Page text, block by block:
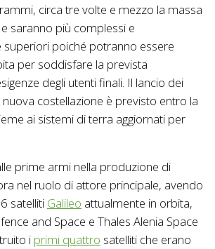
circa tre volte e mezzo la massa
saranno più complessi e
poiché potranno essere
per soddisfare la prevista
degli utenti finali. Il lancio dei
costellazione è previsto entro la
ai sistemi di terra aggiornati per
prime armi nella produzione di
nel ruolo di attore principale, avendo
satelliti Galileo attualmente in orbita,
and Space e Thales Alenia Space
i primi quattro satelliti che erano